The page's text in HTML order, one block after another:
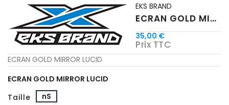
EKS BRAND
ECRAN GOLD MIRROR LUCID
35,00 €
Prix TTC
ECRAN GOLD MIRROR LUCID
ECRAN GOLD MIRROR LUCID
Taille
nS